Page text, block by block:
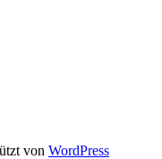
von WordPress